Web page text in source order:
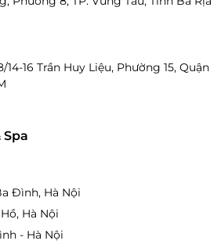
14-16 Trần Huy Liệu, Phường 15, Quận
Spa
Đình, Hà Nội
Hà Nội
- Hà Nội